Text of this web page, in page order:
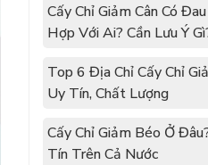
Cấy Chỉ Giảm Cân Có
Hợp Với Ai? Cần Lưu Ý
Top 6 Địa Chỉ Cấy Chỉ
Uy Tín, Chất Lượng
Cấy Chỉ Giảm Béo Ở
Tín Trên Cả Nước